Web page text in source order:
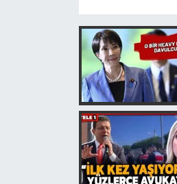
Programlar
Türkiye'nin Geleceği